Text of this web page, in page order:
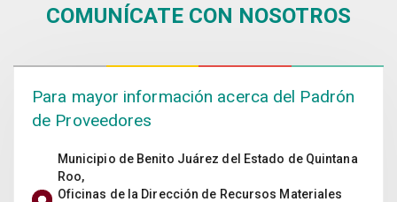
COMUNÍCATE CON NOSOTROS
Para mayor información acerca del Padrón
de Proveedores
Municipio de Benito Juárez del Estado de Quintana
Roo,
Oficinas de la Dirección de Recursos Materiales